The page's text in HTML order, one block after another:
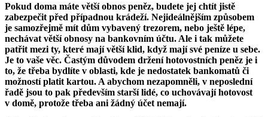
Pokud doma máte větší obnos peněz, budete jej chtít jistě
zabezpečit před případnou krádeží. Nejideálnějším způsobem
je samozřejmě mít dům vybavený trezorem, nebo ještě lépe,
nechávat větší obnosy na bankovním účtu. Ale i tak můžete
patřit mezi ty, které mají větší klid, když mají své peníze u sebe.
Je to vaše věc. Častým důvodem držení hotovostních peněz je i
to, že třeba bydlíte v oblasti, kde je nedostatek bankomatů či
možností platit kartou. A abychom nezapomněli, v neposlední
řadě jsou to pak především starší lidé, co uchovávají hotovost
v domě, protože třeba ani žádný účet nemají.